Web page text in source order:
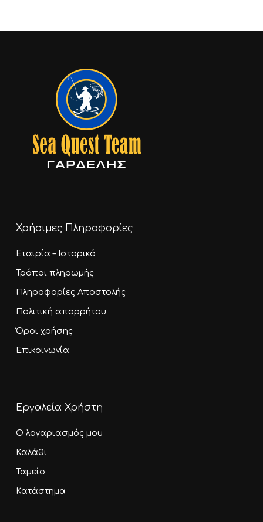
Χρήσιμες Πληροφορίες
Εταιρία – Ιστορικό
Τρόποι πληρωμής
Πληροφορίες Αποστολής
Πολιτική απορρήτου
Όροι χρήσης
Επικοινωνία
Εργαλεία Χρήστη
Ο λογαριασμός μου
Καλάθι
Ταμείο
Κατάστημα